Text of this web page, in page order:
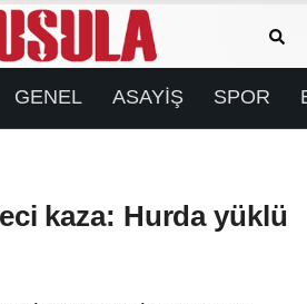
GENEL ASAYİŞ SPOR
kaza: Hurda yüklü